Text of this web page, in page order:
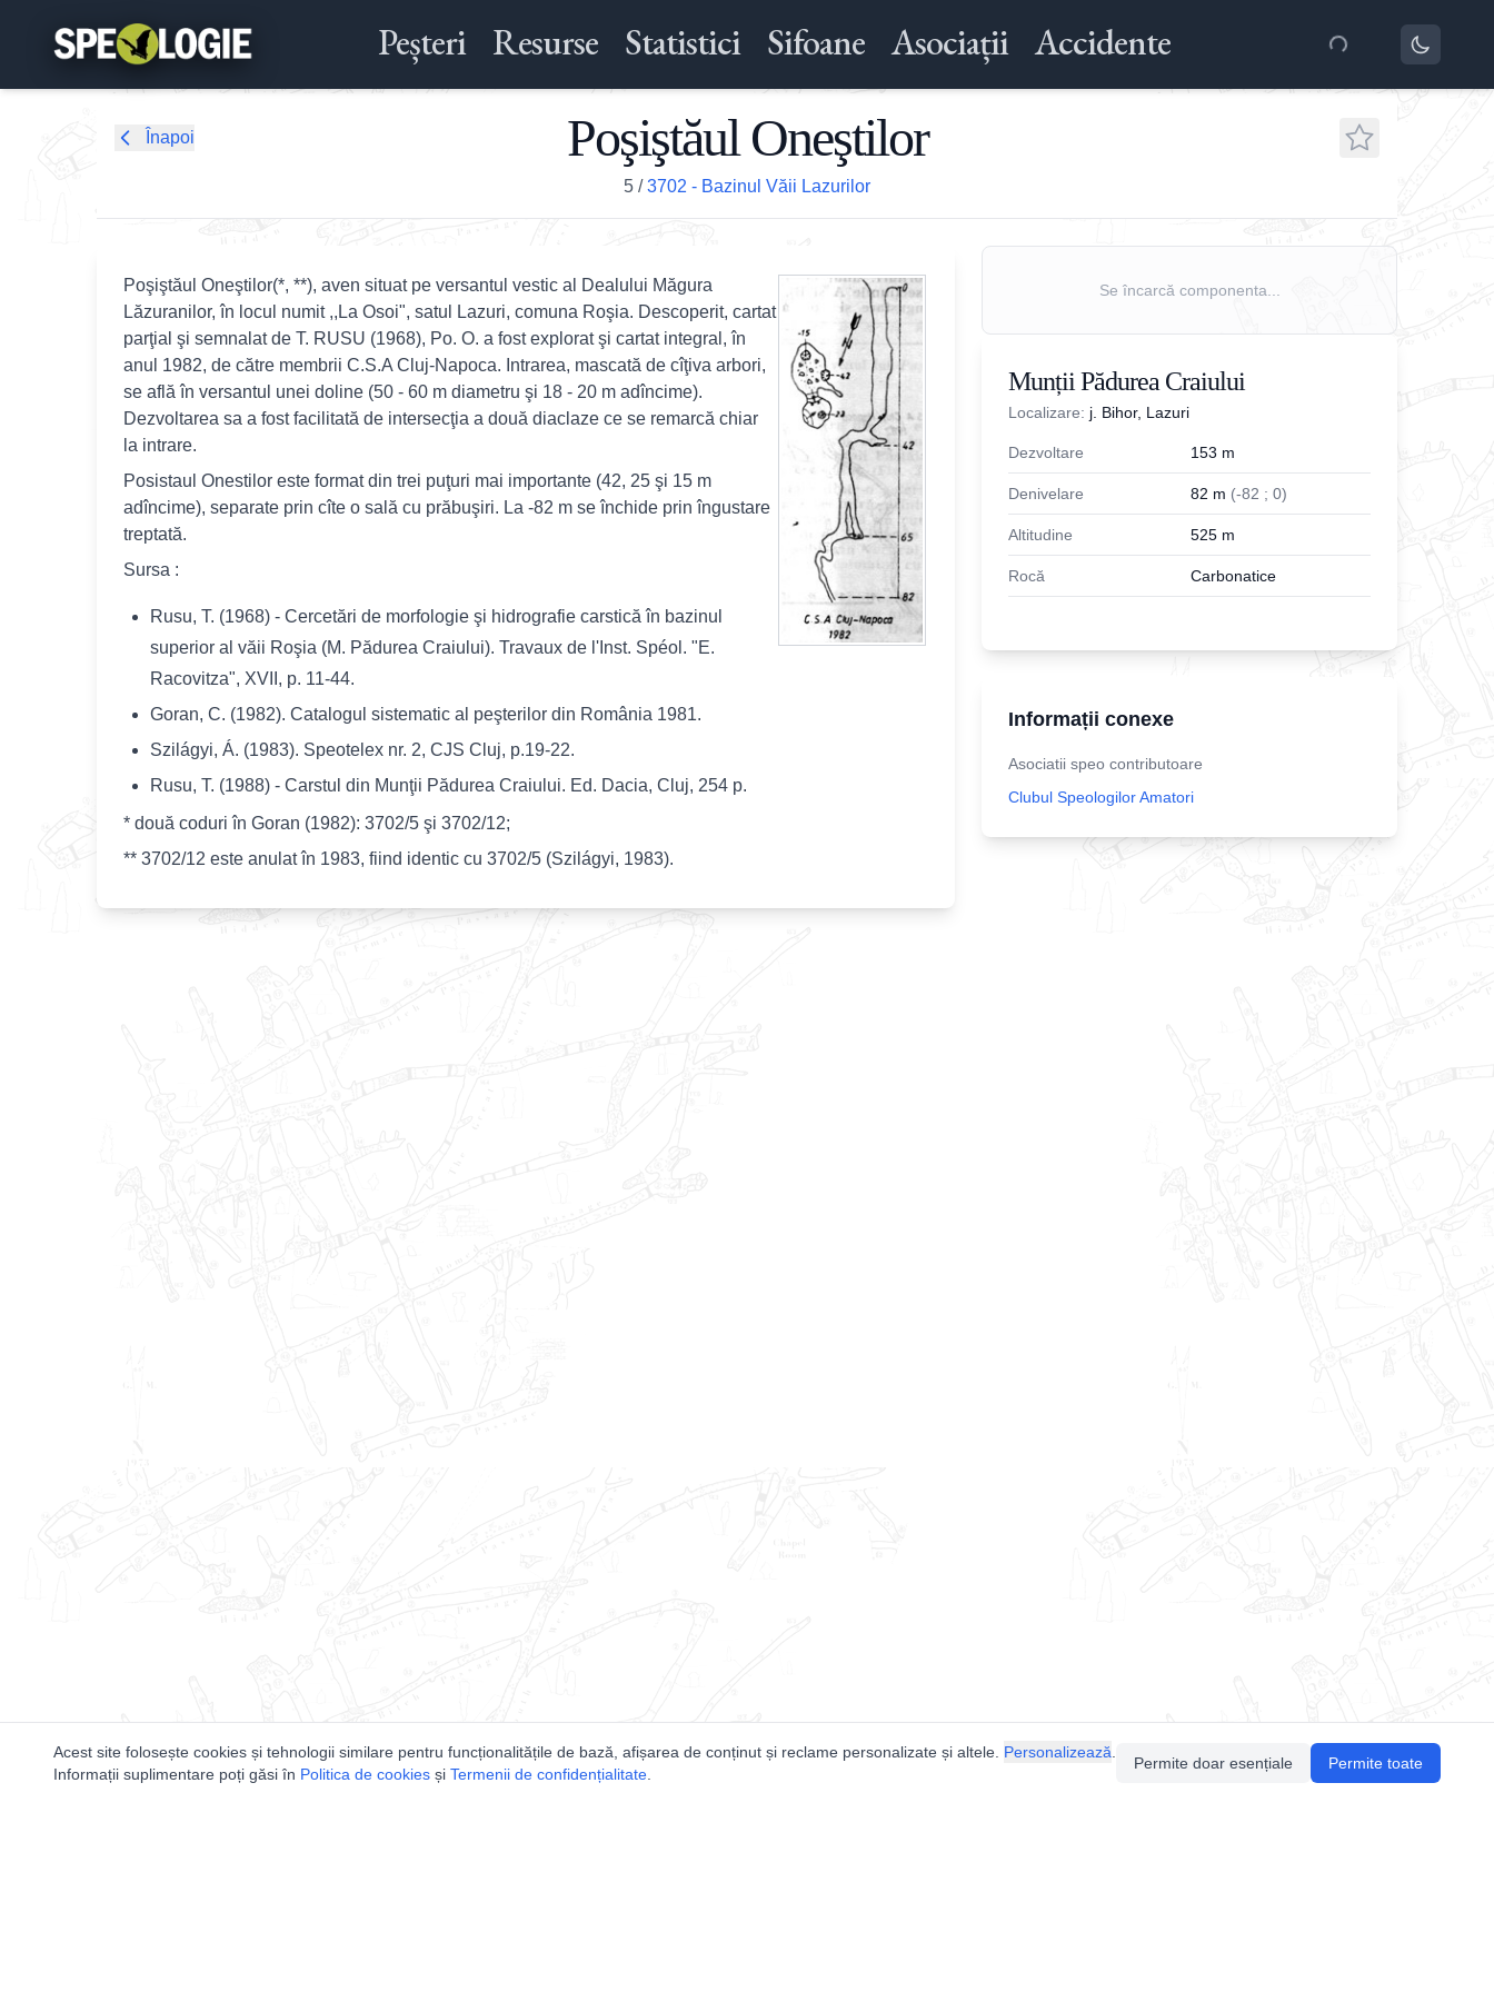
Peșteri Resurse Statistici Sifoane Asociații Accidente
Înapoi Poşiştăul Oneştilor
5 /3702 - Bazinul Văii Lazurilor
Poşiştăul Oneştilor(*, **), aven situat pe versantul vestic al Dealului Măgura
Lăzuranilor, în locul numit ,,La Osoi", satul Lazuri, comuna Roşia. Descoperit, cartat
parţial şi semnalat de T. RUSU (1968), Po. O. a fost explorat şi cartat integral, în
anul 1982, de către membrii C.S.A Cluj-Napoca. Intrarea, mascată de cîţiva arbori,
se află în versantul unei doline (50 - 60 m diametru şi 18 - 20 m adîncime).
Dezvoltarea sa a fost facilitată de intersecţia a două diaclaze ce se remarcă chiar
la intrare.
Posistaul Onestilor este format din trei puţuri mai importante (42, 25 şi 15 m
adîncime), separate prin cîte o sală cu prăbuşiri. La -82 m se închide prin îngustare
treptată.
Sursa :
Rusu, T. (1968) - Cercetări de morfologie şi hidrografie carstică în bazinul
superior al văii Roşia (M. Pădurea Craiului). Travaux de l'Inst. Spéol. "E.
Racovitza", XVII, p. 11-44.
Goran, C. (1982). Catalogul sistematic al peşterilor din România 1981.
Szilágyi, Á. (1983). Speotelex nr. 2, CJS Cluj, p.19-22.
Rusu, T. (1988) - Carstul din Munţii Pădurea Craiului. Ed. Dacia, Cluj, 254 p.
* două coduri în Goran (1982): 3702/5 şi 3702/12;
** 3702/12 este anulat în 1983, fiind identic cu 3702/5 (Szilágyi, 1983).
Se încarcă componenta...
Munții Pădurea Craiului
Localizare: j. Bihor, Lazuri
Dezvoltare 153 m
Denivelare 82 m (-82 ; 0)
Altitudine 525 m
Rocă Carbonatice
Informații conexe
Asociatii speo contributoare
Clubul Speologilor Amatori
Acest site folosește cookies și tehnologii similare pentru funcționalitățile de bază, afișarea de conținut și reclame personalizate și altele. Personalizează
Informații suplimentare poți găsi în Politica de cookies și Termenii de confidențialitate
Permite doar esențiale Permite toate